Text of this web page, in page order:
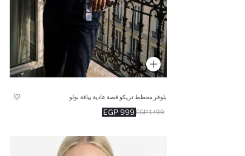
بلوفر مخطط تريكو قصة عادية بياقة بولو
999 EGP 1499 EGP